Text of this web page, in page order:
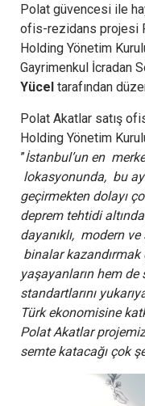
Polat güvencesi ile
ofis-rezidans projesi
Holding Yönetim
Gayrimenkul İcradan
Yücel tarafından
Polat Akatlar satış
Holding Yönetim
”İstanbul’un en
lokasyonunda, bu
geçirmekten dolayı
deprem tehtidi
dayanıklı, modern
binalar
yaşayanların hem
standartlarını
Türk ekonomisine
Polat Akatlar
semte katacağı çok